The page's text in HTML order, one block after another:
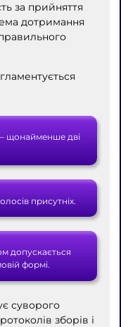
за прийняття
дотримання
щонайменше дві
присутніх.
допускається
формі.
суворого
зборів і